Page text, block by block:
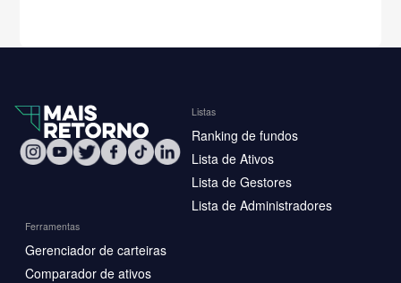
Listas
Ranking de fundos
Lista de Ativos
Lista de Gestores
Lista de Administradores
Ferramentas
Gerenciador de carteiras
Comparador de ativos